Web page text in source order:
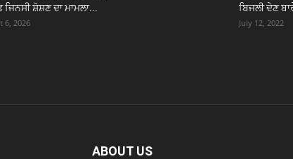
ਜਿਨਸੀ ਸ਼ੋਸ਼ਣ ਦਾ ਮਾਮਲਾ...
6, 2026
ਬਿਜਲੀ ਦੇਣ
July 12, 2022
ABOUT US